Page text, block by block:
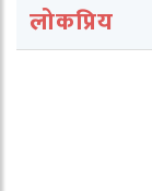
लोकप्रिय